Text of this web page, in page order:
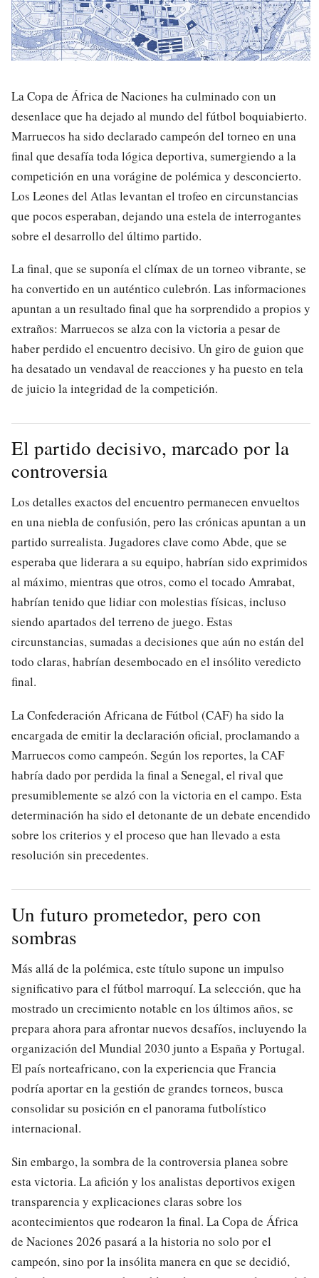
La Copa de África de Naciones ha culminado con un
desenlace que ha dejado al mundo del fútbol boquiabierto.
Marruecos ha sido declarado campeón del torneo en una
final que desafía toda lógica deportiva, sumergiendo a la
competición en una vorágine de polémica y desconcierto.
Los Leones del Atlas levantan el trofeo en circunstancias
que pocos esperaban, dejando una estela de interrogantes
sobre el desarrollo del último partido.
La final, que se suponía el clímax de un torneo vibrante, se
ha convertido en un auténtico culebrón. Las informaciones
apuntan a un resultado final que ha sorprendido a propios y
extraños: Marruecos se alza con la victoria a pesar de
haber perdido el encuentro decisivo. Un giro de guion que
ha desatado un vendaval de reacciones y ha puesto en tela
de juicio la integridad de la competición.
El partido decisivo, marcado por la
controversia
Los detalles exactos del encuentro permanecen envueltos
en una niebla de confusión, pero las crónicas apuntan a un
partido surrealista. Jugadores clave como Abde, que se
esperaba que liderara a su equipo, habrían sido exprimidos
al máximo, mientras que otros, como el tocado Amrabat,
habrían tenido que lidiar con molestias físicas, incluso
siendo apartados del terreno de juego. Estas
circunstancias, sumadas a decisiones que aún no están del
todo claras, habrían desembocado en el insólito veredicto
final.
La Confederación Africana de Fútbol (CAF) ha sido la
encargada de emitir la declaración oficial, proclamando a
Marruecos como campeón. Según los reportes, la CAF
habría dado por perdida la final a Senegal, el rival que
presumiblemente se alzó con la victoria en el campo. Esta
determinación ha sido el detonante de un debate encendido
sobre los criterios y el proceso que han llevado a esta
resolución sin precedentes.
Un futuro prometedor, pero con
sombras
Más allá de la polémica, este título supone un impulso
significativo para el fútbol marroquí. La selección, que ha
mostrado un crecimiento notable en los últimos años, se
prepara ahora para afrontar nuevos desafíos, incluyendo la
organización del Mundial 2030 junto a España y Portugal.
El país norteafricano, con la experiencia que Francia
podría aportar en la gestión de grandes torneos, busca
consolidar su posición en el panorama futbolístico
internacional.
Sin embargo, la sombra de la controversia planea sobre
esta victoria. La afición y los analistas deportivos exigen
transparencia y explicaciones claras sobre los
acontecimientos que rodearon la final. La Copa de África
de Naciones 2026 pasará a la historia no solo por el
campeón, sino por la insólita manera en que se decidió,